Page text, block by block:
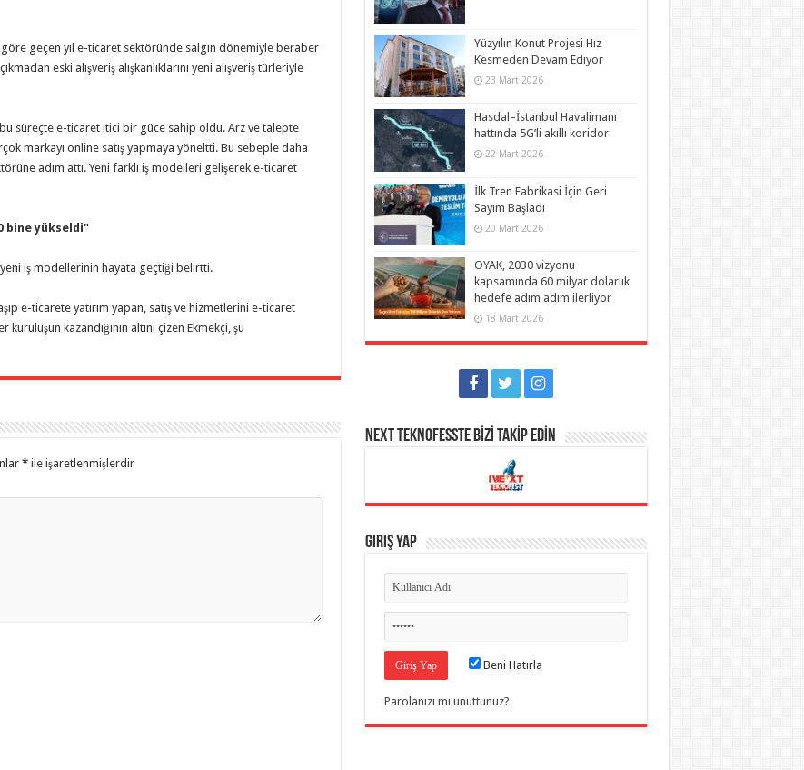
göre geçen yıl e-ticaret sektöründe salgın dönemiyle beraber
eski alışveriş alışkanlıklarını yeni alışveriş türleriyle
bu süreçte e-ticaret itici bir güce sahip oldu. Arz ve talepte
markayı online satış yapmaya yöneltti. Bu sebeple daha
adım attı. Yeni farklı iş modelleri gelişerek e-ticaret
bine yükseldi"
iş modellerinin hayata geçtiği belirtti.
e-ticarete yatırım yapan, satış ve hizmetlerini e-ticaret
kazandığının altını çizen Ekmekçi, şu
*ile işaretlenmişlerdir
Yüzyılın Konut Projesi Hız
Kesmeden Devam Ediyor
23 Mart 2026
Hasdal–İstanbul Havalimanı
hattında 5G’li akıllı koridor
22 Mart 2026
İlk Tren Fabrikasi İçin Geri
Sayım Başladı
20 Mart 2026
OYAK, 2030 vizyonu
kapsamında 60 milyar dolarlık
hedefe adım adım ilerliyor
18 Mart 2026
NEXT TEKNOFESSTE BİZİ TAKİP EDİN
Giriş Yap
Beni Hatırla
Parolanızı mı unuttunuz?